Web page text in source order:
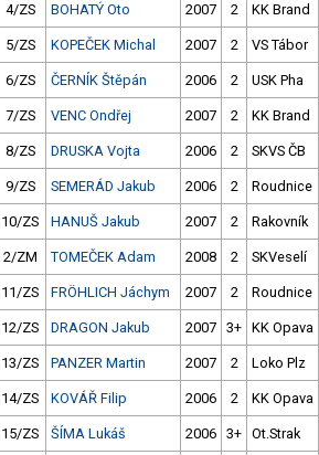
4/ZS BOHATÝ Oto 2007 2 KK Brand
5/ZS KOPEČEK Michal 2007 2 VS Tábor
6/ZS ČERNÍK Štěpán 2006 2 USK Pha
7/ZS VENC Ondřej 2007 2 KK Brand
8/ZS DRUSKA Vojta 2006 2 SKVS ČB
9/ZS SEMERÁD Jakub 2006 2 Roudnice
10/ZS HANUŠ Jakub 2007 2 Rakovník
2/ZM TOMEČEK Adam 2008 2 SKVeselí
11/ZS FRÖHLICH Jáchym 2007 2 Roudnice
12/ZS DRAGON Jakub 2007 3+ KK Opava
13/ZS PANZER Martin 2007 2 Loko Plz
14/ZS KOVÁŘ Filip 2006 2 KK Opava
15/ZS ŠÍMA Lukáš 2006 3+ Ot.Strak